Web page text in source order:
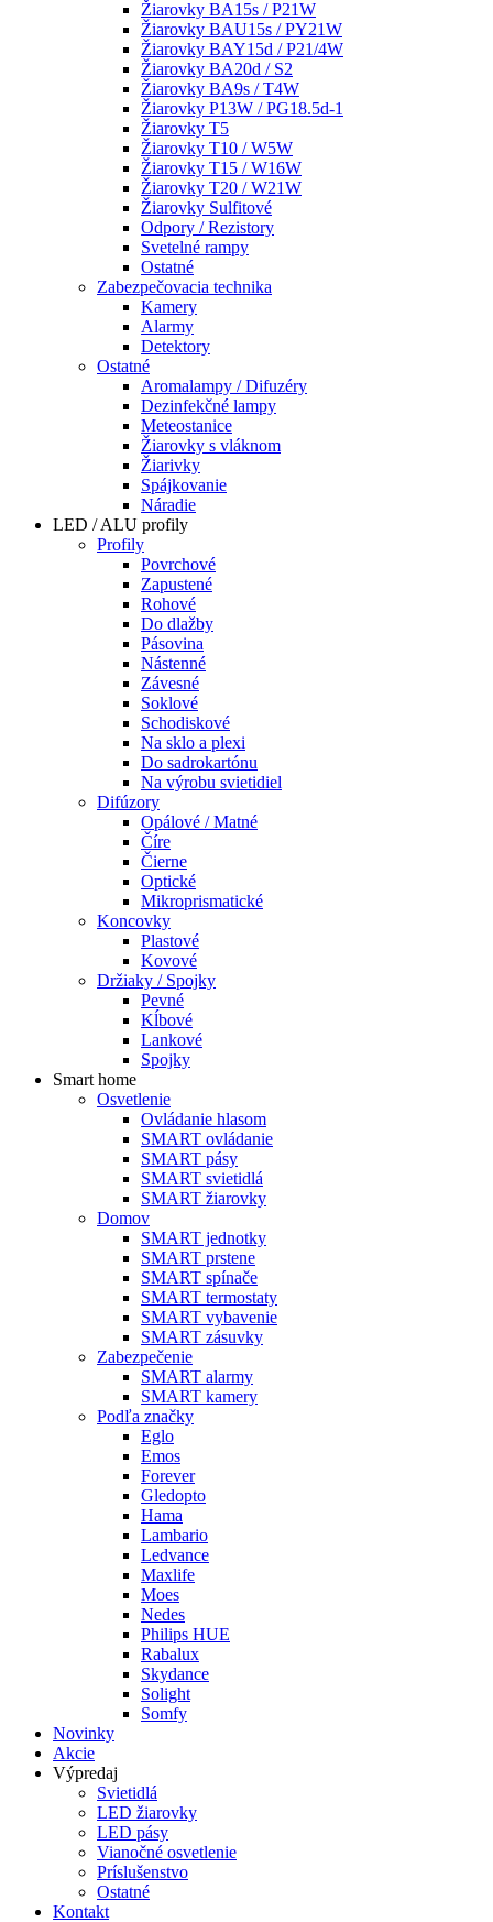
Žiarovky BA15s / P21W
Žiarovky BAU15s / PY21W
Žiarovky BAY15d / P21/4W
Žiarovky BA20d / S2
Žiarovky BA9s / T4W
Žiarovky P13W / PG18.5d-1
Žiarovky T5
Žiarovky T10 / W5W
Žiarovky T15 / W16W
Žiarovky T20 / W21W
Žiarovky Sulfitové
Odpory / Rezistory
Svetelné rampy
Ostatné
Zabezpečovacia technika
Kamery
Alarmy
Detektory
Ostatné
Aromalampy / Difuzéry
Dezinfekčné lampy
Meteostanice
Žiarovky s vláknom
Žiarivky
Spájkovanie
Náradie
LED / ALU profily
Profily
Povrchové
Zapustené
Rohové
Do dlažby
Pásovina
Nástenné
Závesné
Soklové
Schodiskové
Na sklo a plexi
Do sadrokartónu
Na výrobu svietidiel
Difúzory
Opálové / Matné
Číre
Čierne
Optické
Mikroprismatické
Koncovky
Plastové
Kovové
Držiaky / Spojky
Pevné
Kĺbové
Lankové
Spojky
Smart home
Osvetlenie
Ovládanie hlasom
SMART ovládanie
SMART pásy
SMART svietidlá
SMART žiarovky
Domov
SMART jednotky
SMART prstene
SMART spínače
SMART termostaty
SMART vybavenie
SMART zásuvky
Zabezpečenie
SMART alarmy
SMART kamery
Podľa značky
Eglo
Emos
Forever
Gledopto
Hama
Lambario
Ledvance
Maxlife
Moes
Nedes
Philips HUE
Rabalux
Skydance
Solight
Somfy
Novinky
Akcie
Výpredaj
Svietidlá
LED žiarovky
LED pásy
Vianočné osvetlenie
Príslušenstvo
Ostatné
Kontakt